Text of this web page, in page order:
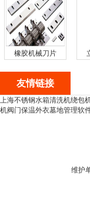
橡胶机械刀片
友情链接
上海不锈钢水箱清洗机绕包
机阀门保温外衣墓地管理软
维护